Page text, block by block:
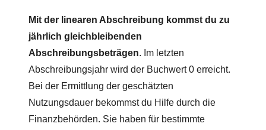
Mit der linearen Abschreibung kommst du zu
jährlich gleichbleibenden
Abschreibungsbeträgen. Im letzten
Abschreibungsjahr wird der Buchwert 0 erreicht.
Bei der Ermittlung der geschätzten
Nutzungsdauer bekommst du Hilfe durch die
Finanzbehörden. Sie haben für bestimmte